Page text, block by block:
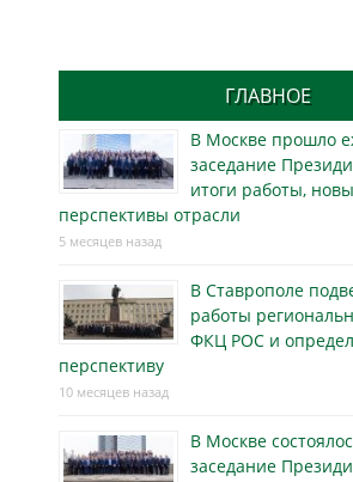
ГЛАВНОЕ
В Москве прошло
заседание
итоги работы,
перспективы отрасли
5 месяцев назад
В Ставрополе
работы
ФКЦ РОС и
перспективу
10 месяцев назад
В Москве
заседание